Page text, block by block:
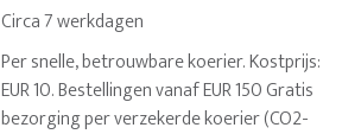
Circa 7 werkdagen
Per snelle, betrouwbare koerier. Kostprijs:
EUR 10. Bestellingen vanaf EUR 150 Gratis
bezorging per verzekerde koerier (CO2-